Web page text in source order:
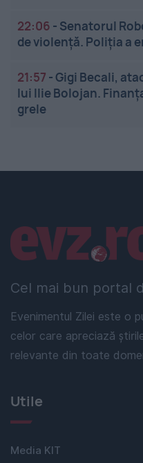
22:06 - Senatorul
de violență. Poliția a
21:57 -Gigi Becali,
lui Ilie Bolojan.
grele
Cel mai bun portal
Evenimentul Zilei este o
celor care apreciază
relevante din toate
Linkuri utile
Utile
Media KIT